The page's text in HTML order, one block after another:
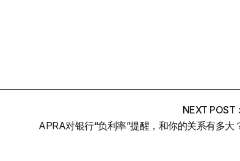
NEXT POST
APRA对银行“负利率”提醒，和你的关系有多大